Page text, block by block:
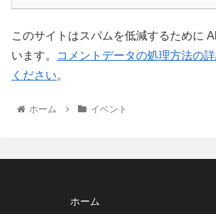
このサイトはスパムを低減するために
います。
コメントデータの処理方法の
ください。
ホーム イベント
ホーム